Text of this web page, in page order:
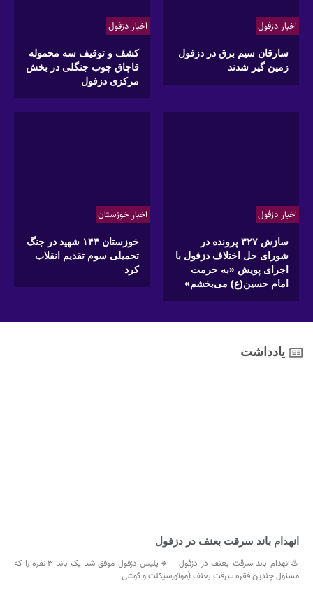
اخبار دزفول
سارقان سیم برق در دزفول
زمین گیر شدند
اخبار دزفول
کشف و توقیف سه محموله
قاچاق چوب جنگلی در بخش
مرکزی دزفول
اخبار دزفول
سازش ۳۲۷ پرونده در
شورای حل اختلاف دزفول با
اجرای پویش «به حرمت
امام حسین(ع) می‌بخشم»
اخبار خوزستان
خوزستان ۱۴۴ شهید در جنگ
تحمیلی سوم تقدیم انقلاب
کرد
یادداشت
انهدام باند سرقت بعنف در دزفول
♨️انهدام باند سرقت بعنف در دزفول 🔹پلیس دزفول موفق شد یک باند ۳ نفره را که
مسئول چندین فقره سرقت بعنف (موتورسیکلت و گوشی